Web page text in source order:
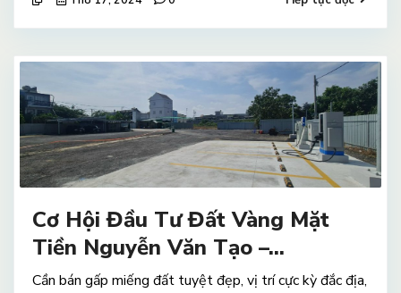
Cơ Hội Đầu Tư Đất Vàng Mặt
Tiền Nguyễn Văn Tạo –...
Cần bán gấp miếng đất tuyệt đẹp, vị trí cực kỳ đắc địa,